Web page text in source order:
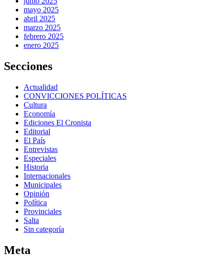
mayo 2025
abril 2025
marzo 2025
febrero 2025
enero 2025
Secciones
Actualidad
CONVICCIONES POLÍTICAS
Cultura
Economía
Ediciones El Cronista
Editorial
El País
Entrevistas
Especiales
Historia
Internacionales
Municipales
Opinión
Política
Provinciales
Salta
Sin categoría
Meta